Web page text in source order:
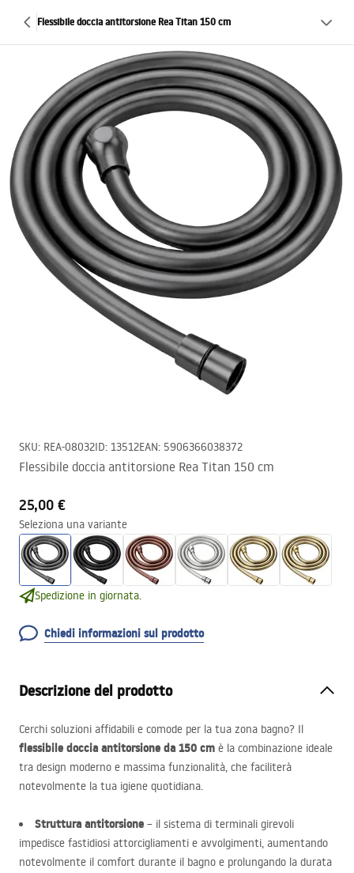
Flessibile doccia antitorsione Rea Titan 150 cm
SKU: REA-08032ID: 13512EAN: 5906366038372
Flessibile doccia antitorsione Rea Titan 150 cm
25,00 €
Seleziona una variante
Spedizione in giornata.
Chiedi informazioni sul prodotto
Descrizione del prodotto
Cerchi soluzioni affidabili e comode per la tua zona bagno? Il
flessibile doccia antitorsione da 150 cm è la combinazione ideale
tra design moderno e massima funzionalità, che faciliterà
notevolmente la tua igiene quotidiana.
Struttura antitorsione – il sistema di terminali girevoli
impedisce fastidiosi attorcigliamenti e avvolgimenti, aumentando
notevolmente il comfort durante il bagno e prolungando la durata